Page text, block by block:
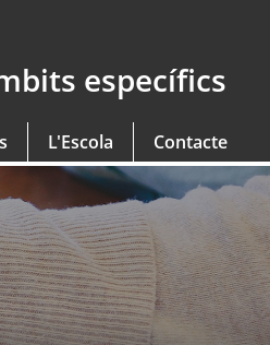
específics
L'Escola Contacte